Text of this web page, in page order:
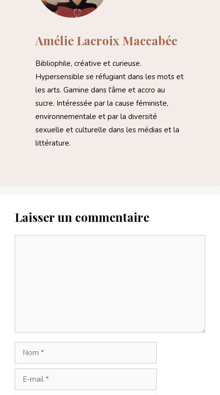
Amélie Lacroix Maccabée
Bibliophile, créative et curieuse.
Hypersensible se réfugiant dans les mots et
les arts. Gamine dans l'âme et accro au
sucre. Intéressée par la cause féministe,
environnementale et par la diversité
sexuelle et culturelle dans les médias et la
littérature.
Laisser un commentaire
Nom
mail